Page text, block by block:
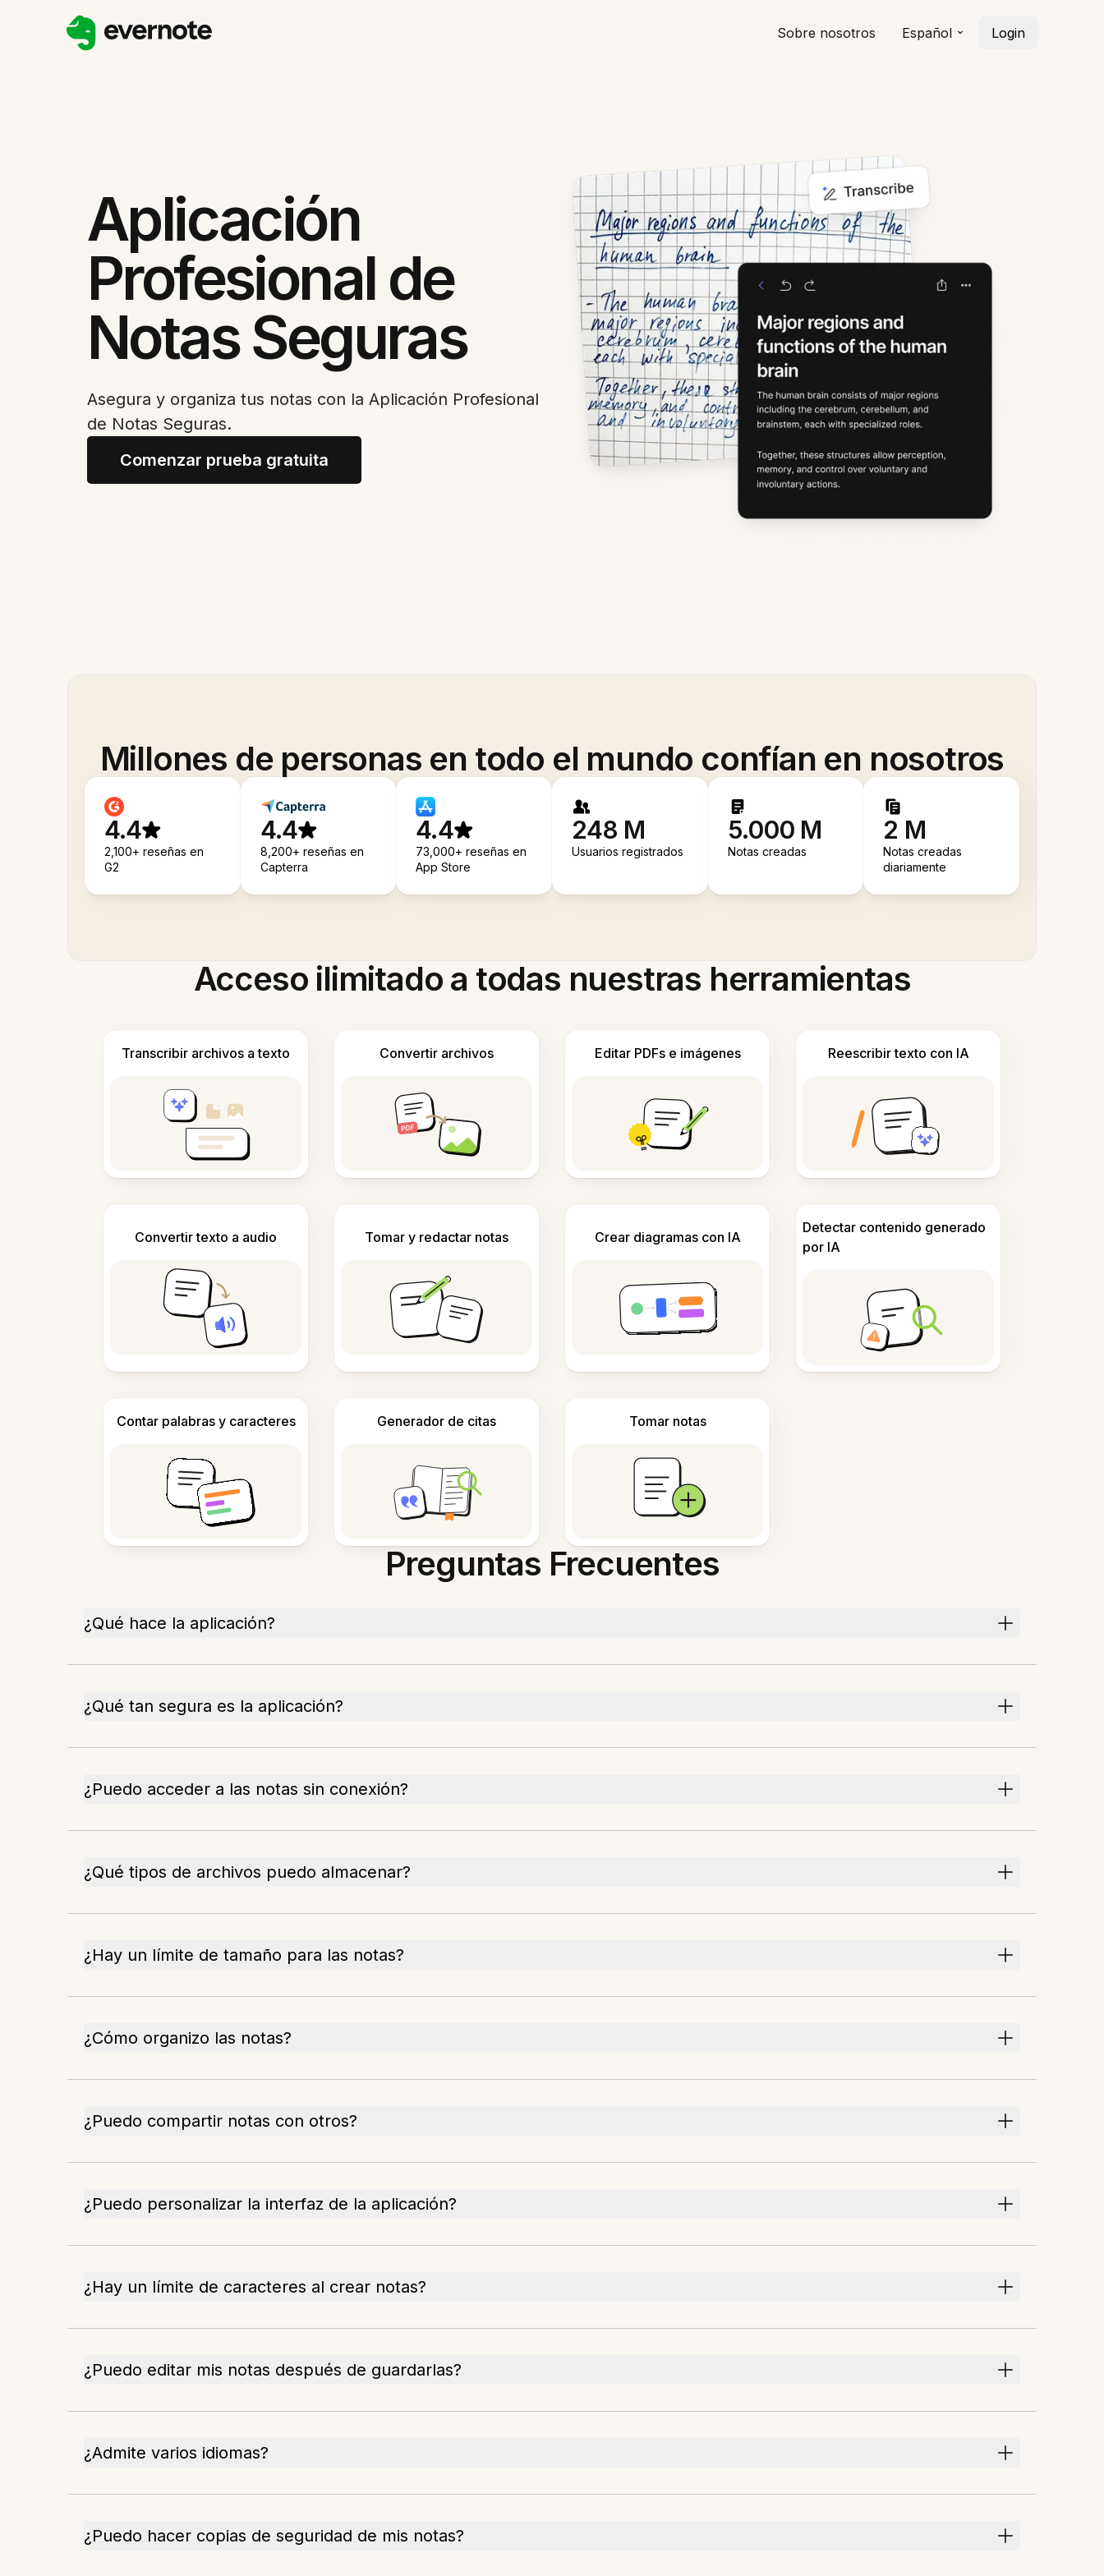
Sobre nosotros Español Login
Aplicación
Profesional de
Notas Seguras
Asegura y organiza tus notas con la Aplicación Profesional
de Notas Seguras.
Comenzar prueba gratuita
Millones de personas en todo el mundo confían en nosotros
4.4
2,100+ reseñas en
G2
4.4
8,200+ reseñas en
Capterra
4.4
73,000+ reseñas en
App Store
248 M
Usuarios registrados
5.000 M
Notas creadas
2 M
Notas creadas
diariamente
Acceso ilimitado a todas nuestras herramientas
Transcribir archivos a texto Convertir archivos Editar PDFs e imágenes Reescribir texto con IA
Convertir texto a audio Tomar y redactar notas Crear diagramas con IA
Detectar contenido generado
por IA
Contar palabras y caracteres Generador de citas Tomar notas
Preguntas Frecuentes
¿Qué hace la aplicación?
¿Qué tan segura es la aplicación?
¿Puedo acceder a las notas sin conexión?
¿Qué tipos de archivos puedo almacenar?
¿Hay un límite de tamaño para las notas?
¿Cómo organizo las notas?
¿Puedo compartir notas con otros?
¿Puedo personalizar la interfaz de la aplicación?
¿Hay un límite de caracteres al crear notas?
¿Puedo editar mis notas después de guardarlas?
¿Admite varios idiomas?
¿Puedo hacer copias de seguridad de mis notas?